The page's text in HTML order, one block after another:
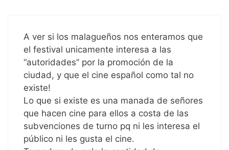
A ver si los malagueños nos enteramos que
el festival unicamente interesa a las
“autoridades” por la promoción de la
ciudad, y que el cine español como tal no
existe!
Lo que si existe es una manada de señores
que hacen cine para ellos a costa de las
subvenciones de turno pq ni les interesa el
público ni les gusta el cine.